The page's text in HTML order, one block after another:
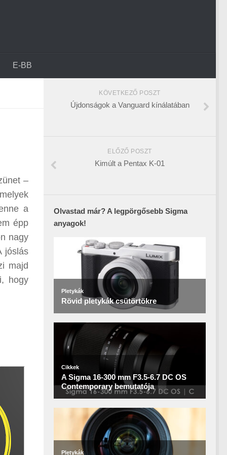
E-BB
–
a
épp
nagy
jóslás
majd
hogy
KÖVETKEZŐ POSZT
Újdonságok a Vanguard kínálatában
ELŐZŐ POSZT
Kimúlt a Pentax K-01
Olvastad már? A legpörgősebb Sigma
anyagok!